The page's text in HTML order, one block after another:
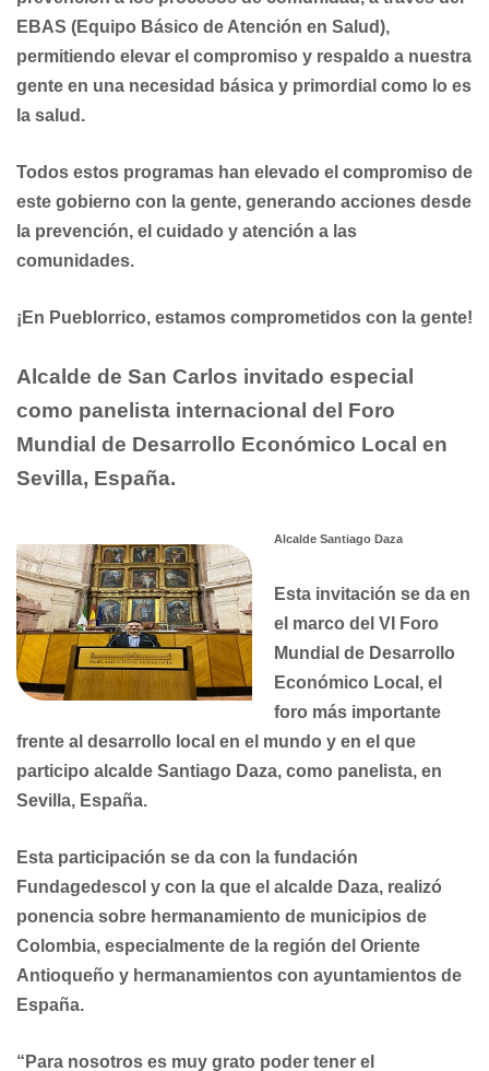
EBAS (Equipo Básico de Atención en Salud),
permitiendo elevar el compromiso y respaldo a nuestra
gente en una necesidad básica y primordial como lo es
la salud.
Todos estos programas han elevado el compromiso de
este gobierno con la gente, generando acciones desde
la prevención, el cuidado y atención a las
comunidades.
¡En Pueblorrico, estamos comprometidos con la gente!
Alcalde de San Carlos invitado especial
como panelista internacional del Foro
Mundial de Desarrollo Económico Local en
Sevilla, España.
Alcalde Santiago Daza
Esta invitación se da en
el marco del VI Foro
Mundial de Desarrollo
Económico Local, el
foro más importante
frente al desarrollo local en el mundo y en el que
participo alcalde Santiago Daza, como panelista, en
Sevilla, España.
Esta participación se da con la fundación
Fundagedescol y con la que el alcalde Daza, realizó
ponencia sobre hermanamiento de municipios de
Colombia, especialmente de la región del Oriente
Antioqueño y hermanamientos con ayuntamientos de
España.
“Para nosotros es muy grato poder tener el